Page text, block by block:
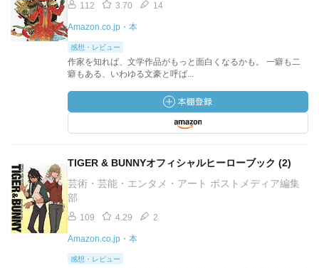
112 3.70 14
Amazon.co.jp・本
感想・レビュー
作家を知れば、文学作品がもっと面白くなるかも。 一癖も二
癖もある、いわゆる文豪と呼ば...
TIGER & BUNNYオフィシャルヒーローブック (2)
芸術・芸能・エンタメ・アート ポストメディア編集
部
109 4.29 2
Amazon.co.jp・本
感想・レビュー